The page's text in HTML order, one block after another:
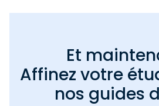
Et
Affinez votre
nos guides